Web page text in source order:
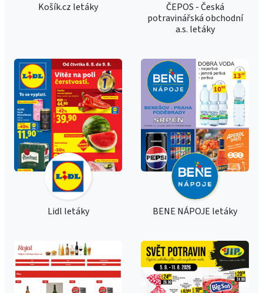
Košík.cz letáky
ČEPOS - Česká
potravinářská obchodní
a.s. letáky
Lidl letáky BENE NÁPOJE letáky